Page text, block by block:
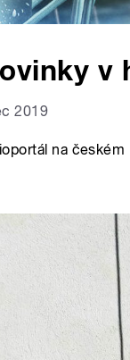
v
2019
na českém